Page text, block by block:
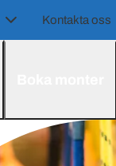
Kontakta oss